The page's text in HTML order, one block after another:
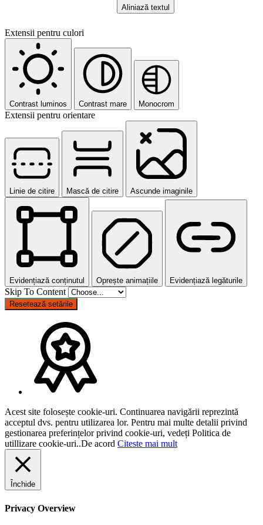
Aliniază textul
Extensii pentru culori
Contrast luminos Contrast mare Monocrom
Extensii pentru orientare
Linie de citire Mască de citire Ascunde imaginile
Evidențiază conținutul Oprește animațiile Evidențiază legăturile
Skip To Content
Resetează setările
Acest site folosește cookie-uri. Continuarea navigării reprezintă
acceptul dvs. pentru utilizarea lor. Pentru mai multe detalii privind
gestionarea preferințelor privind cookie-uri, vedeți Politica de
utillizare cookie-uri..De acord Citeste mai mult
Închide
Privacy Overview